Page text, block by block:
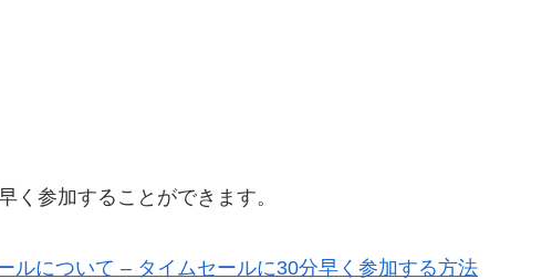
く参加することができます。
ルについて – タイムセールに30分早く参加する方法